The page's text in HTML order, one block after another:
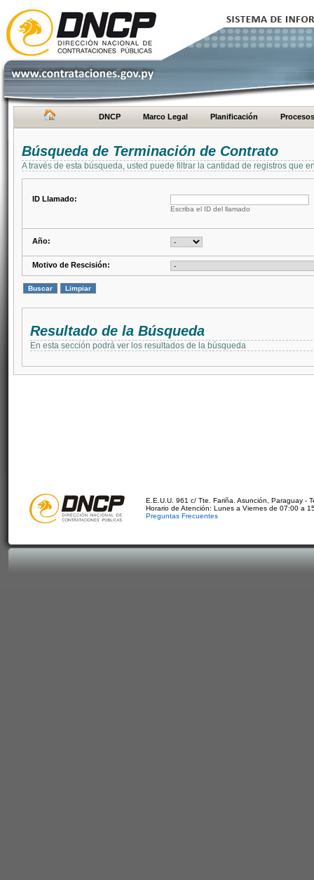
DNCP Marco Legal Planificación Procesos
Búsqueda de Terminación de Contrato
A través de esta búsqueda, usted puede filtrar la cantidad de registros que
ID Llamado:
Escriba el ID del llamado
Año:
Motivo de Rescisión:
Resultado de la Búsqueda
En esta sección podrá ver los resultados de la búsqueda
E.E.U.U. 961 c/ Tte. Fariña. Asunción, Paraguay -
Horario de Atención: Lunes a Viernes de 07:00 a
Preguntas Frecuentes